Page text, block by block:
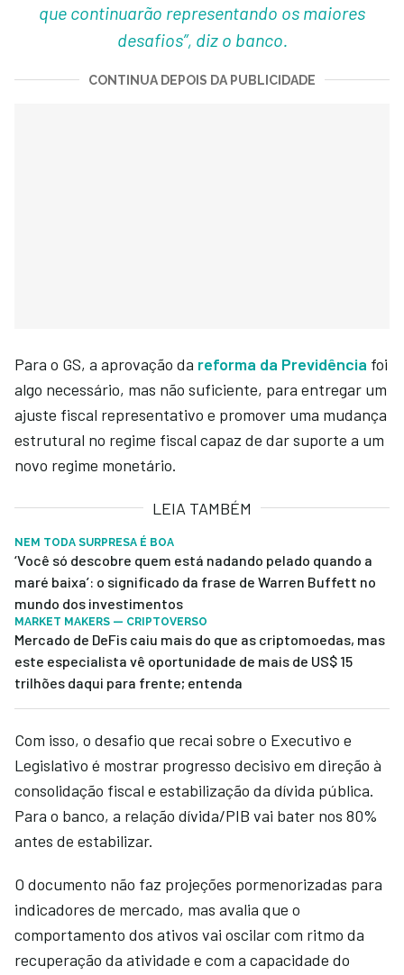
que continuarão representando os maiores
desafios”, diz o banco.
CONTINUA DEPOIS DA PUBLICIDADE
Para o GS, a aprovação da reforma da Previdência foi
algo necessário, mas não suficiente, para entregar um
ajuste fiscal representativo e promover uma mudança
estrutural no regime fiscal capaz de dar suporte a um
novo regime monetário.
LEIA TAMBÉM
NEM TODA SURPRESA É BOA
‘Você só descobre quem está nadando pelado quando a
maré baixa’: o significado da frase de Warren Buffett no
mundo dos investimentos
MARKET MAKERS — CRIPTOVERSO
Mercado de DeFis caiu mais do que as criptomoedas, mas
este especialista vê oportunidade de mais de US$ 15
trilhões daqui para frente; entenda
Com isso, o desafio que recai sobre o Executivo e
Legislativo é mostrar progresso decisivo em direção à
consolidação fiscal e estabilização da dívida pública.
Para o banco, a relação dívida/PIB vai bater nos 80%
antes de estabilizar.
O documento não faz projeções pormenorizadas para
indicadores de mercado, mas avalia que o
comportamento dos ativos vai oscilar com ritmo da
recuperação da atividade e com a capacidade do